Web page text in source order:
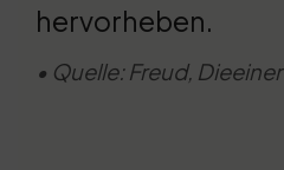
hervorheben.
• Quelle: Freud,